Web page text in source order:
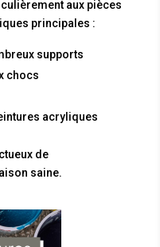
aux pièces
principales :
supports
chocs
acryliques
de
saine.